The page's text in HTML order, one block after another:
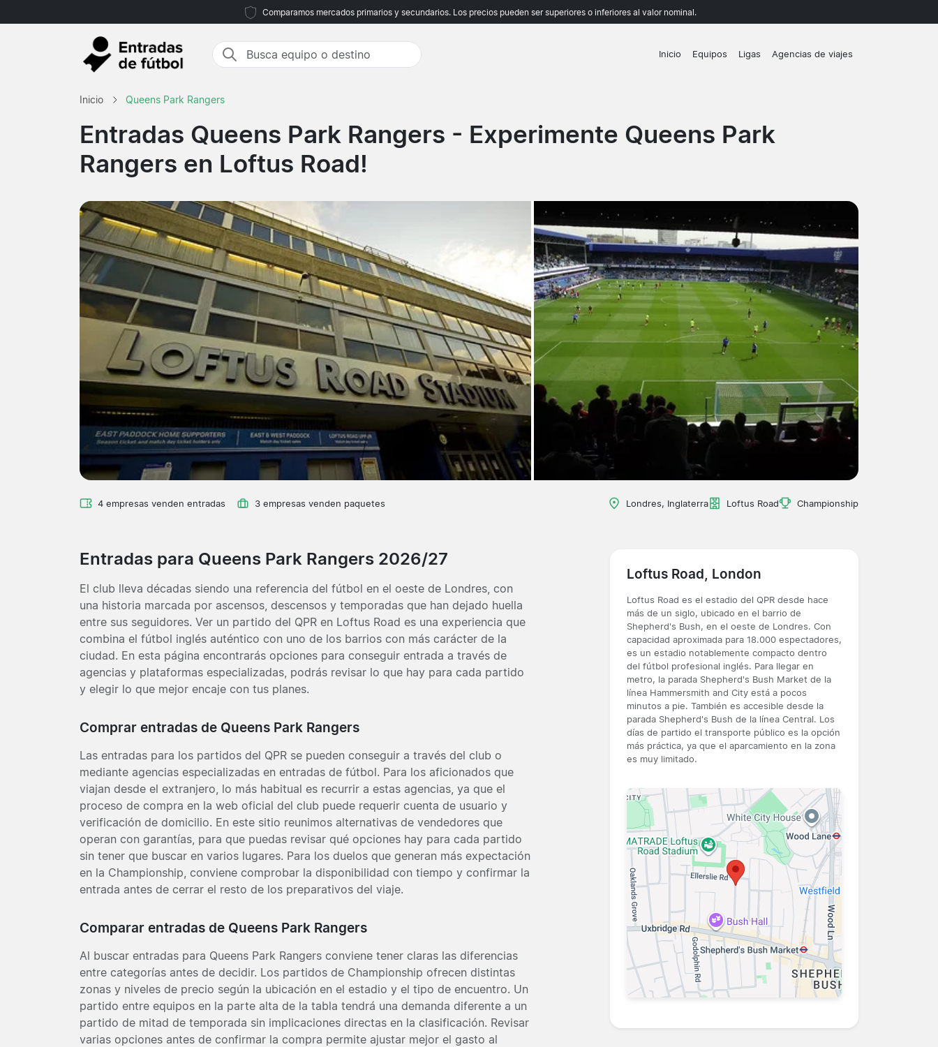
Comparamos mercados primarios y secundarios. Los precios pueden ser superiores o inferiores al valor nominal.
Inicio Equipos Ligas Agencias de viajes
Inicio Queens Park Rangers
Entradas Queens Park Rangers - Experimente Queens Park
Rangers en Loftus Road!
4 empresas venden entradas 3 empresas venden paquetes Londres, Inglaterra Loftus Road Championship
Entradas para Queens Park Rangers 2026/27
El club lleva décadas siendo una referencia del fútbol en el oeste de Londres, con
una historia marcada por ascensos, descensos y temporadas que han dejado huella
entre sus seguidores. Ver un partido del QPR en Loftus Road es una experiencia que
combina el fútbol inglés auténtico con uno de los barrios con más carácter de la
ciudad. En esta página encontrarás opciones para conseguir entrada a través de
agencias y plataformas especializadas, podrás revisar lo que hay para cada partido
y elegir lo que mejor encaje con tus planes.
Comprar entradas de Queens Park Rangers
Las entradas para los partidos del QPR se pueden conseguir a través del club o
mediante agencias especializadas en entradas de fútbol. Para los aficionados que
viajan desde el extranjero, lo más habitual es recurrir a estas agencias, ya que el
proceso de compra en la web oficial del club puede requerir cuenta de usuario y
verificación de domicilio. En este sitio reunimos alternativas de vendedores que
operan con garantías, para que puedas revisar qué opciones hay para cada partido
sin tener que buscar en varios lugares. Para los duelos que generan más expectación
en la Championship, conviene comprobar la disponibilidad con tiempo y confirmar la
entrada antes de cerrar el resto de los preparativos del viaje.
Comparar entradas de Queens Park Rangers
Al buscar entradas para Queens Park Rangers conviene tener claras las diferencias
entre categorías antes de decidir. Los partidos de Championship ofrecen distintas
zonas y niveles de precio según la ubicación en el estadio y el tipo de encuentro. Un
partido entre equipos en la parte alta de la tabla tendrá una demanda diferente a un
partido de mitad de temporada sin implicaciones directas en la clasificación. Revisar
varias opciones antes de confirmar la compra permite ajustar mejor el gasto al
Loftus Road, London
Loftus Road es el estadio del QPR desde hace
más de un siglo, ubicado en el barrio de
Shepherd's Bush, en el oeste de Londres. Con
capacidad aproximada para 18.000 espectadores,
es un estadio notablemente compacto dentro
del fútbol profesional inglés. Para llegar en
metro, la parada Shepherd's Bush Market de la
línea Hammersmith and City está a pocos
minutos a pie. También es accesible desde la
parada Shepherd's Bush de la línea Central. Los
días de partido el transporte público es la opción
más práctica, ya que el aparcamiento en la zona
es muy limitado.